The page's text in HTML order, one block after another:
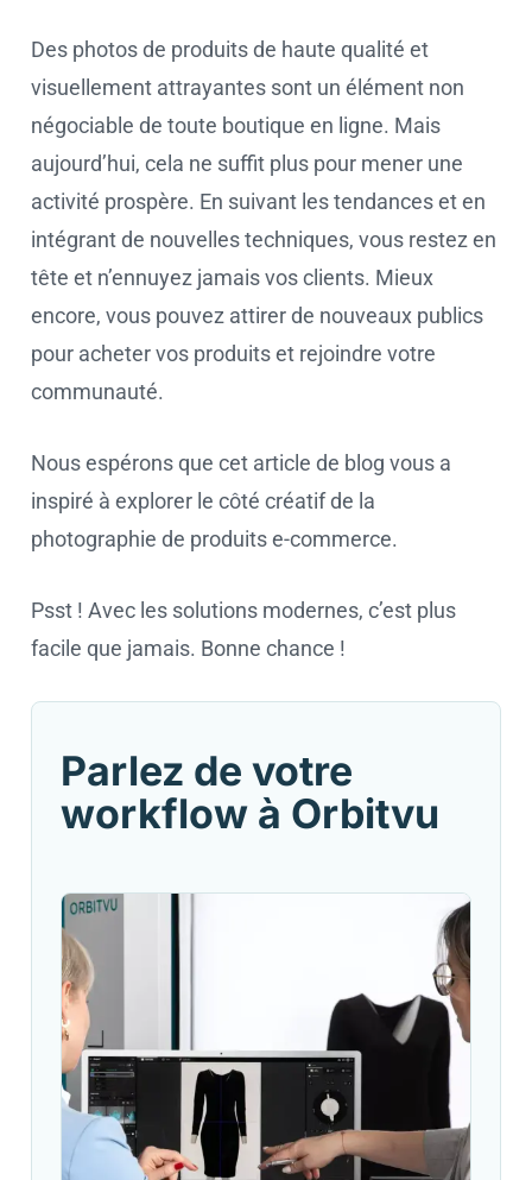
Des photos de produits de haute qualité et
visuellement attrayantes sont un élément non
négociable de toute boutique en ligne. Mais
aujourd’hui, cela ne suffit plus pour mener une
activité prospère. En suivant les tendances et en
intégrant de nouvelles techniques, vous restez en
tête et n’ennuyez jamais vos clients. Mieux
encore, vous pouvez attirer de nouveaux publics
pour acheter vos produits et rejoindre votre
communauté.
Nous espérons que cet article de blog vous a
inspiré à explorer le côté créatif de la
photographie de produits e-commerce.
Psst ! Avec les solutions modernes, c’est plus
facile que jamais. Bonne chance !
Parlez de votre
workflow à Orbitvu